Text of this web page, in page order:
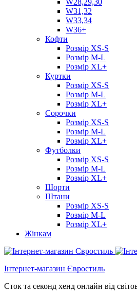
W28,29,30
W31,32
W33,34
W36+
Кофти
Розмір XS-S
Розмір M-L
Розмір XL+
Куртки
Розмір XS-S
Розмір M-L
Розмір XL+
Сорочки
Розмір XS-S
Розмір M-L
Розмір XL+
Футболки
Розмір XS-S
Розмір M-L
Розмір XL+
Шорти
Штани
Розмір XS-S
Розмір M-L
Розмір XL+
Жінкам
Інтернет-магазин Євростиль
Сток та секонд хенд онлайн від